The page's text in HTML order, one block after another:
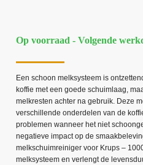
Op voorraad - Volgende
Een schoon melksysteem is
koffie met een goede schuimlaag,
melkresten achter na gebruik. Deze
verschillende onderdelen van de
problemen wanneer het niet
negatieve impact op de
melkschuimreiniger voor Krups –
melksysteem en verlengt de